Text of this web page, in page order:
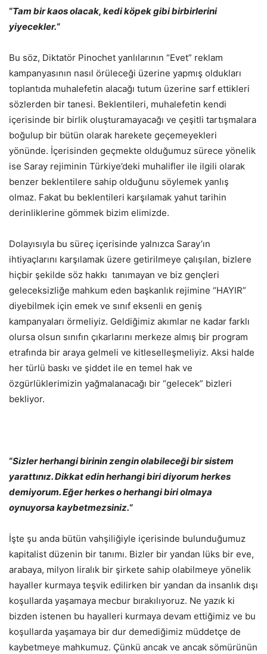
“Tam bir kaos olacak, kedi köpek gibi birbirlerini
yiyecekler.“
Bu söz, Diktatör Pinochet yanlılarının “Evet” reklam
kampanyasının nasıl örüleceği üzerine yapmış oldukları
toplantıda muhalefetin alacağı tutum üzerine sarf ettikleri
sözlerden bir tanesi. Beklentileri, muhalefetin kendi
içerisinde bir birlik oluşturamayacağı ve çeşitli tartışmalara
boğulup bir bütün olarak harekete geçemeyekleri
yönünde. İçerisinden geçmekte olduğumuz sürece yönelik
ise Saray rejiminin Türkiye’deki muhalifler ile ilgili olarak
benzer beklentilere sahip olduğunu söylemek yanlış
olmaz. Fakat bu beklentileri karşılamak yahut tarihin
derinliklerine gömmek bizim elimizde.
Dolayısıyla bu süreç içerisinde yalnızca Saray’ın
ihtiyaçlarını karşılamak üzere getirilmeye çalışılan, bizlere
hiçbir şekilde söz hakkı tanımayan ve biz gençleri
geleceksizliğe mahkum eden başkanlık rejimine “HAYIR”
diyebilmek için emek ve sınıf eksenli en geniş
kampanyaları örmeliyiz. Geldiğimiz akımlar ne kadar farklı
olursa olsun sınıfın çıkarlarını merkeze almış bir program
etrafında bir araya gelmeli ve kitleselleşmeliyiz. Aksi halde
her türlü baskı ve şiddet ile en temel hak ve
özgürlüklerimizin yağmalanacağı bir “gelecek” bizleri
bekliyor.
“Sizler herhangi birinin zengin olabileceği bir sistem
yarattınız. Dikkat edin herhangi biri diyorum herkes
demiyorum. Eğer herkes o herhangi biri olmaya
oynuyorsa kaybetmezsiniz.“
İşte şu anda bütün vahşiliğiyle içerisinde bulunduğumuz
kapitalist düzenin bir tanımı. Bizler bir yandan lüks bir eve,
arabaya, milyon liralık bir şirkete sahip olabilmeye yönelik
hayaller kurmaya teşvik edilirken bir yandan da insanlık dışı
koşullarda yaşamaya mecbur bırakılıyoruz. Ne yazık ki
bizden istenen bu hayalleri kurmaya devam ettiğimiz ve bu
koşullarda yaşamaya bir dur demediğimiz müddetçe de
kaybetmeye mahkumuz. Çünkü ancak ve ancak sömürünün